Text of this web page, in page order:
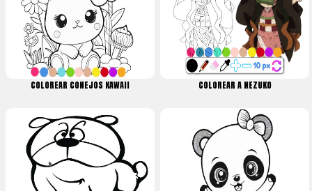
COLOREAR CONEJOS KAWAII COLOREAR A NEZUKO